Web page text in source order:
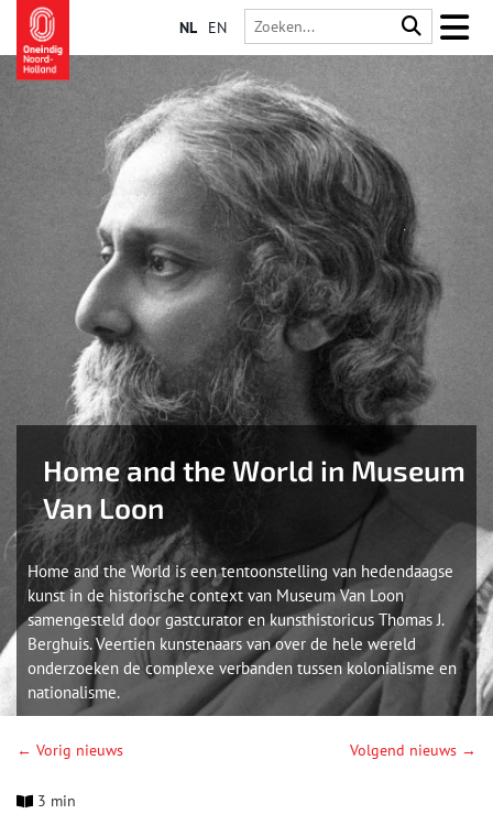
NL EN
Home and the World in Museum
Van Loon
Home and the World is een tentoonstelling van hedendaagse
kunst in de historische context van Museum Van Loon
samengesteld door gastcurator en kunsthistoricus Thomas J.
Berghuis. Veertien kunstenaars van over de hele wereld
onderzoeken de complexe verbanden tussen kolonialisme en
nationalisme.
← Vorig nieuws Volgend nieuws →
3 min